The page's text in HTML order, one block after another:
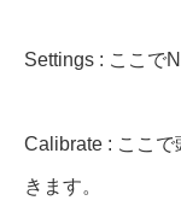
Settings : ここで
Calibrate : ここ
きます。